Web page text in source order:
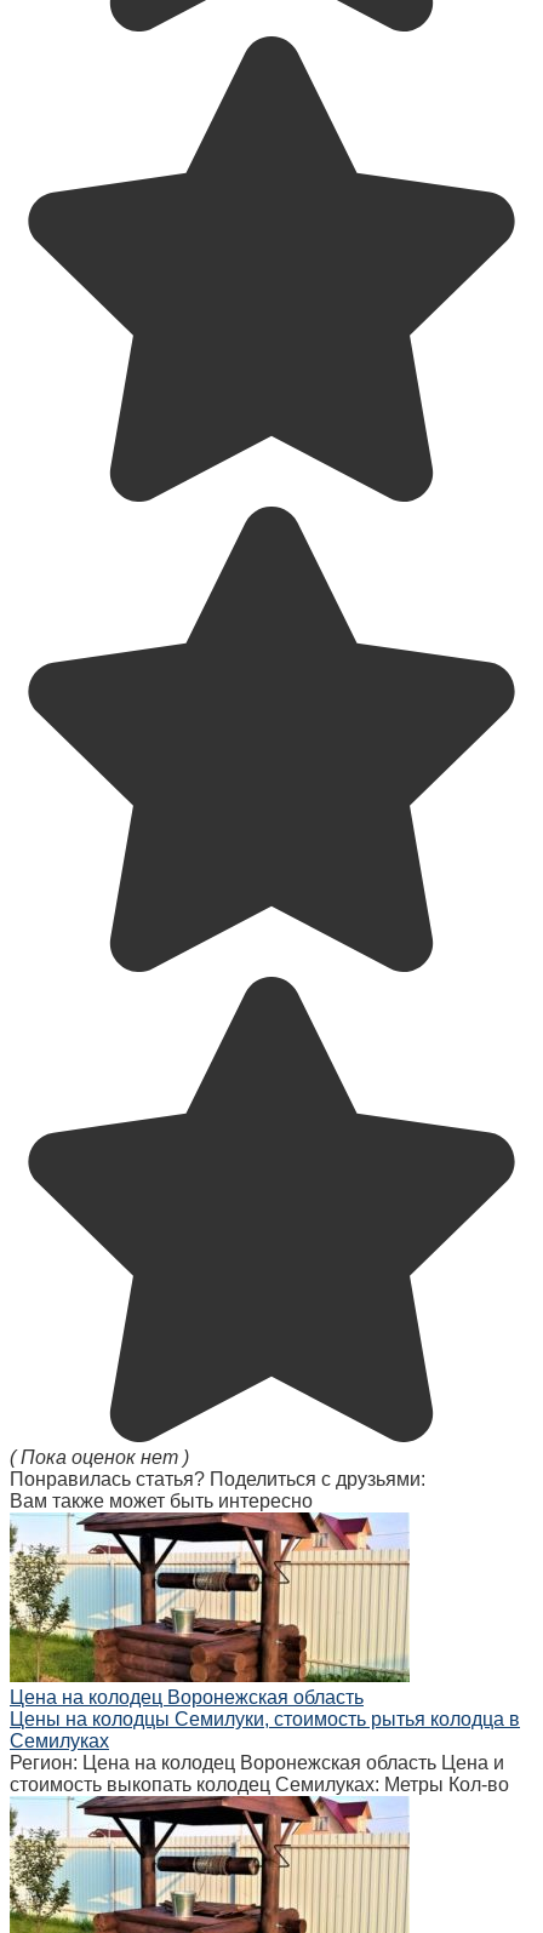
( Пока оценок нет )
Понравилась статья? Поделиться с друзьями:
Вам также может быть интересно
Цена на колодец Воронежская область
Цены на колодцы Семилуки, стоимость рытья колодца в
Семилуках
Регион: Цена на колодец Воронежская область Цена и
стоимость выкопать колодец Семилуках: Метры Кол-во